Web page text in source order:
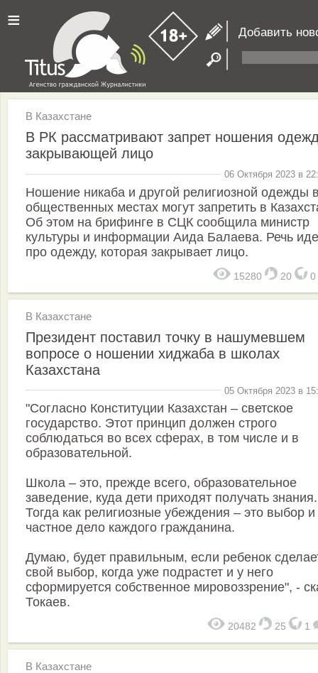
≡ Добавить
В Казахстане
В РК рассматривают запрет ношения
закрывающей лицо
06 Октября 2023 в
Ношение никаба и другой религиозной одежды
общественных местах могут запретить в
Об этом на брифинге в СЦК сообщила министр
культуры и информации Аида Балаева. Речь
про одежду, которая закрывает лицо.
15280 20 0
В Казахстане
Президент поставил точку в нашумевшем
вопросе о ношении хиджаба в школах
Казахстана
05 Октября 2023 в
"Согласно Конституции Казахстан – светское
государство. Этот принцип должен строго
соблюдаться во всех сферах, в том числе и в
образовательной.
Школа – это, прежде всего, образовательное
заведение, куда дети приходят получать знания.
Тогда как религиозные убеждения – это выбор и
частное дело каждого гражданина.
Думаю, будет правильным, если ребенок
свой выбор, когда уже подрастет и у него
сформируется собственное мировоззрение", -
Токаев.
20482 25 1
В Казахстане